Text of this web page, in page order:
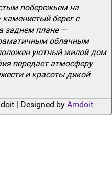
побережьем на
берег с
заднем плане —
облачным
уютный жилой дом
передает атмосферу
и красоты дикой
| Designed by Amdoit